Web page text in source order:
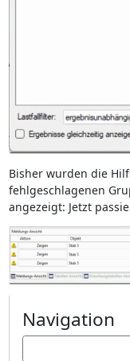
Bisher wurden die
fehlgeschlagenen
angezeigt: Jetzt
Navigation